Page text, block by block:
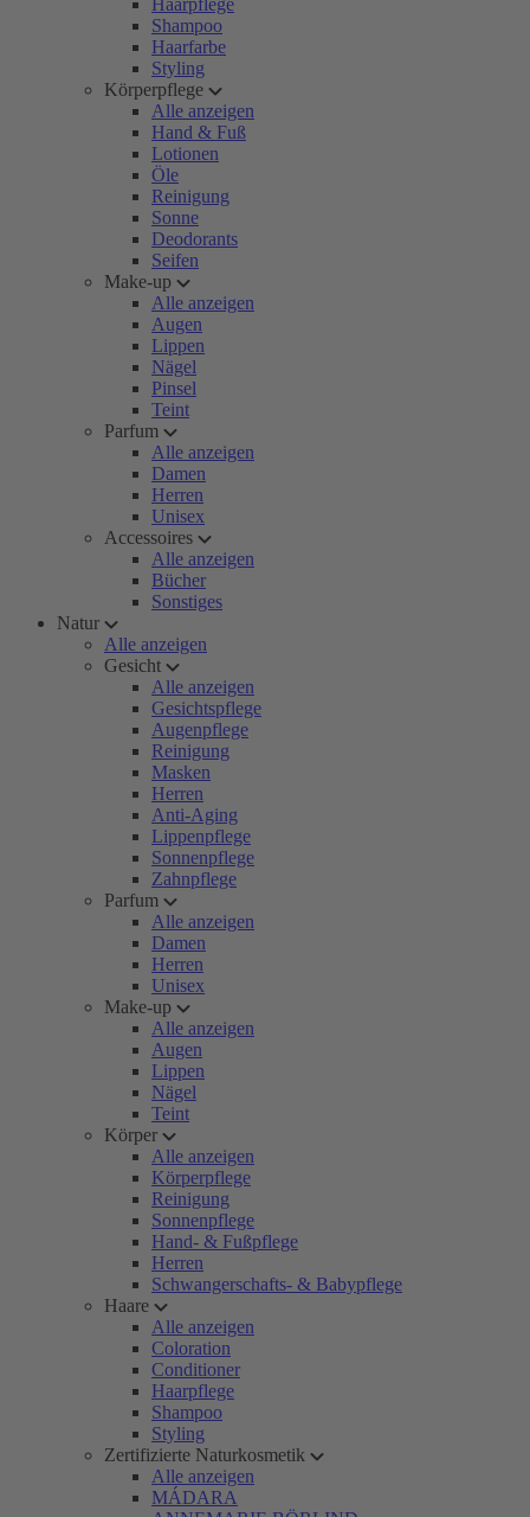
Haarpflege
Shampoo
Haarfarbe
Styling
Körperpflege
Alle anzeigen
Hand & Fuß
Lotionen
Öle
Reinigung
Sonne
Deodorants
Seifen
Make-up
Alle anzeigen
Augen
Lippen
Nägel
Pinsel
Teint
Parfum
Alle anzeigen
Damen
Herren
Unisex
Accessoires
Alle anzeigen
Bücher
Sonstiges
Natur
Alle anzeigen
Gesicht
Alle anzeigen
Gesichtspflege
Augenpflege
Reinigung
Masken
Herren
Anti-Aging
Lippenpflege
Sonnenpflege
Zahnpflege
Parfum
Alle anzeigen
Damen
Herren
Unisex
Make-up
Alle anzeigen
Augen
Lippen
Nägel
Teint
Körper
Alle anzeigen
Körperpflege
Reinigung
Sonnenpflege
Hand- & Fußpflege
Herren
Schwangerschafts- & Babypflege
Haare
Alle anzeigen
Coloration
Conditioner
Haarpflege
Shampoo
Styling
Zertifizierte Naturkosmetik
Alle anzeigen
MÁDARA